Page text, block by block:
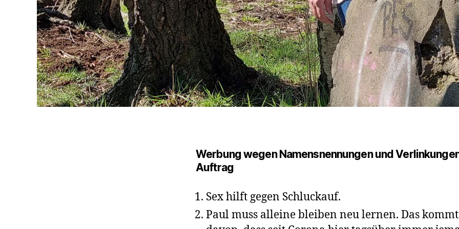
Werbung wegen Namensnennungen und
Auftrag
Sex hilft gegen Schluckauf.
Paul muss alleine bleiben neu lernen. Das kommt